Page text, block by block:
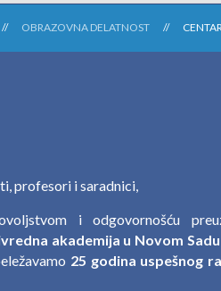
OBRAZOVNA DELATNOST
profesori i saradnici,
i odgovornošću
akademija u Novom Sadu
25 godina uspešnog